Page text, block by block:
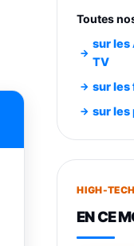
Toutes
sur les
TV
sur les
sur les
HIGH-TECH
EN CE